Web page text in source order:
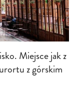
Miejsce jak z
z górskim